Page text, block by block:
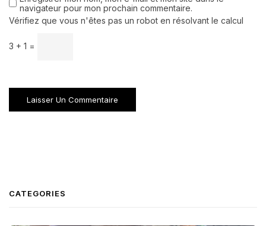
navigateur pour mon prochain commentaire.
Vérifiez que vous n'êtes pas un robot en résolvant le calcul
3 + 1 =
CATEGORIES